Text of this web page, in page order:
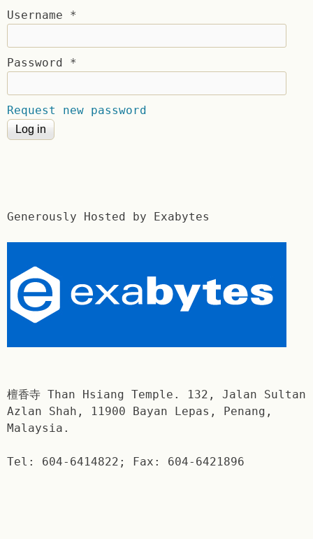
Username *
Password *
Request new password
Generously Hosted by Exabytes
檀香寺 Than Hsiang Temple. 132, Jalan Sultan
Azlan Shah, 11900 Bayan Lepas, Penang,
Malaysia.
Tel: 604-6414822; Fax: 604-6421896